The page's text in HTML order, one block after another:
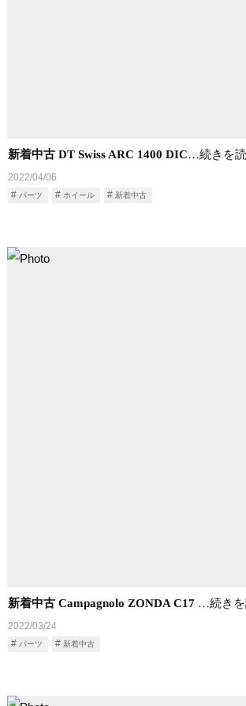
新着中古 DT Swiss ARC 1400 DIC…続きを
2022/04/06
パーツ ホイール 新着中古
新着中古 Campagnolo ZONDA C17 …続きを
2022/03/24
パーツ 新着中古